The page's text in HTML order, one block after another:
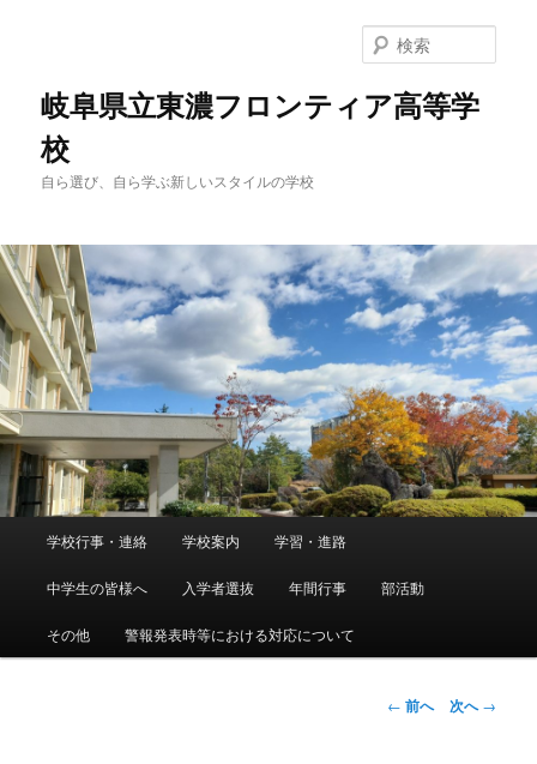
岐阜県立東濃フロンティア高等学
校
自ら選び、自ら学ぶ新しいスタイルの学校
索
ュ
メ
イ
ン
学校行事・連絡 学校案内 学習・進路
中学生の皆様へ 入学者選抜 年間行事 部活動
その他 警報発表時等における対応について
投← 前へ 次へ→